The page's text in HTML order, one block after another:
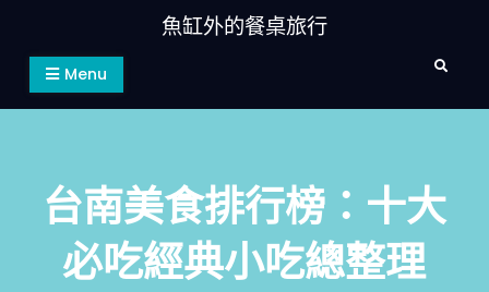
content
魚缸外的餐桌旅行
Menu Search
台南美食排行榜：十大
必吃經典小吃總整理